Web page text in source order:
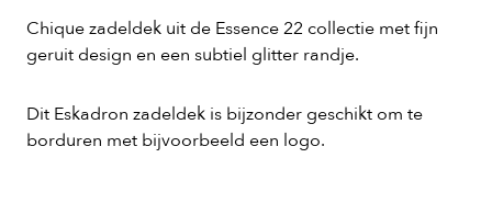
Chique zadeldek uit de Essence 22 collectie met fijn
geruit design en een subtiel glitter randje.
Dit Eskadron zadeldek is bijzonder geschikt om te
borduren met bijvoorbeeld een logo.